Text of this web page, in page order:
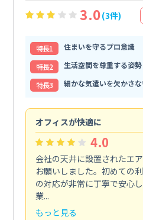
3.0(3件)
特⻑1
住まいを守るプロ意識
特⻑2
生活空間を尊重する姿勢
特⻑3
細かな気遣いを欠かさ
オフィスが快適に
4.0
会社の天井に設置されたエ
お願いしました。初めての
の対応が非常に丁寧で安心
業...
もっと見る